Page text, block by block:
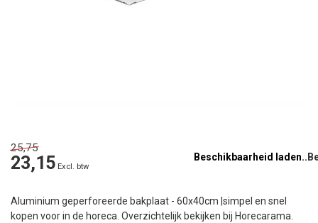
25,75
23,15 Excl. btw
Beschikbaarheid laden..
Aluminium geperforeerde bakplaat - 60x40cm |simpel en snel
kopen voor in de horeca. Overzichtelijk bekijken bij Horecarama.